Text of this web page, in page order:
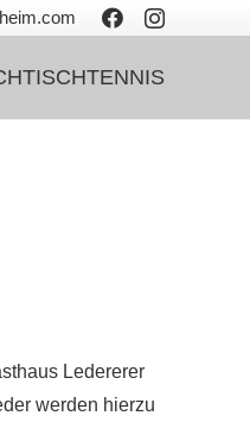
TISCHTENNIS
Ledererer
werden hierzu